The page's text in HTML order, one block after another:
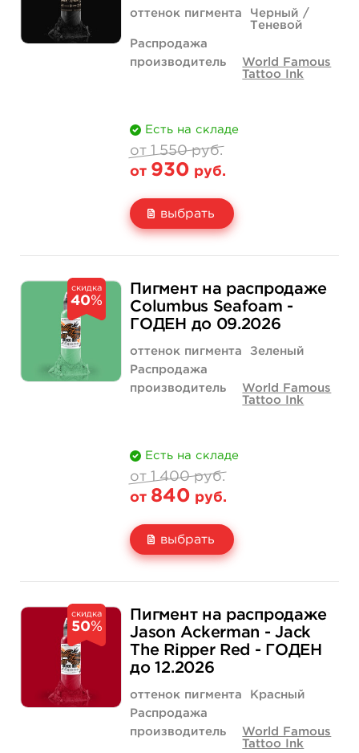
оттенок пигмента
Черный /
Теневой
Распродажа
производитель
World Famous
Tattoo Ink
Есть на складе
от 1 550 руб.
от 930 руб.
выбрать
Количество
1 550 руб.
930 руб.
купить
скидка
40%
Пигмент на распродаже
Columbus Seafoam -
ГОДЕН до 09.2026
оттенок пигмента
Зеленый
Распродажа
производитель
World Famous
Tattoo Ink
Есть на складе
от 1 400 руб.
от 840 руб.
выбрать
Количество
1 400 руб.
840 руб.
купить
скидка
50%
Пигмент на распродаже
Jason Ackerman - Jack
The Ripper Red - ГОДЕН
до 12.2026
оттенок пигмента
Красный
Распродажа
производитель
World Famous
Tattoo Ink